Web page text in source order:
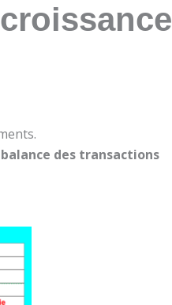
des transactions